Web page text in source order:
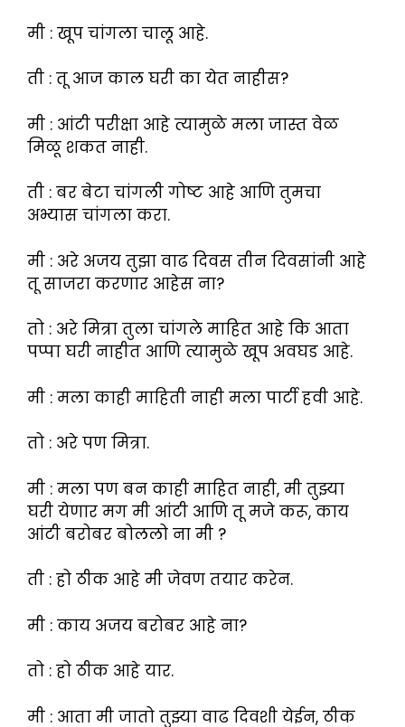
मी : खूप चांगला चालू आहे.
ती : तू आज काल घरी का येत नाहीस?
मी : आंटी परीक्षा आहे त्यामुळे मला जास्त वेळ
मिळू शकत नाही.
ती : बर बेटा चांगली गोष्ट आहे आणि तुमचा
अभ्यास चांगला करा.
मी : अरे अजय तुझा वाढ दिवस तीन दिवसांनी आहे
तू साजरा करणार आहेस ना?
तो : अरे मित्रा तुला चांगले माहित आहे कि आता
पप्पा घरी नाहीत आणि त्यामुळे खूप अवघड आहे.
मी : मला काही माहिती नाही मला पार्टी हवी आहे.
तो : अरे पण मित्रा.
मी : मला पण बन काही माहित नाही, मी तुझ्या
घरी येणार मग मी आंटी आणि तू मजे करू, काय
आंटी बरोबर बोललो ना मी ?
ती : हो ठीक आहे मी जेवण तयार करेन.
मी : काय अजय बरोबर आहे ना?
तो : हो ठीक आहे यार.
मी : आता मी जातो तुझ्या वाढ दिवशी येईन, ठीक